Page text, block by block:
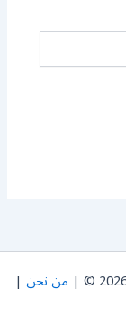
من نحن |